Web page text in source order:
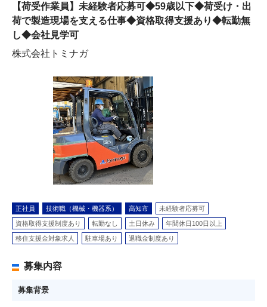
【荷受作業員】未経験者応募可◆59歳以下◆荷受け・出
荷で製造現場を支える仕事◆資格取得支援あり◆転勤無
し◆会社見学可
株式会社トミナガ
正社員 技術職（機械・機器系） 高知市 未経験者応募可
資格取得支援制度あり 転勤なし 土日休み 年間休日100日以上
移住支援金対象求人 駐車場あり 退職金制度あり
募集内容
募集背景